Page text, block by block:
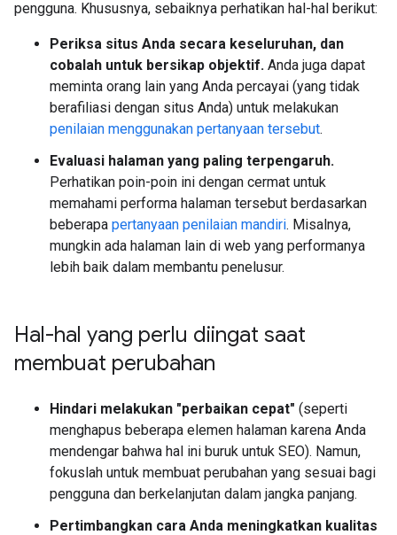
pengguna. Khususnya, sebaiknya perhatikan hal-hal berikut:
Periksa situs Anda secara keseluruhan, dan
cobalah untuk bersikap objektif. Anda juga dapat
meminta orang lain yang Anda percayai (yang tidak
berafiliasi dengan situs Anda) untuk melakukan
penilaian menggunakan pertanyaan tersebut.
Evaluasi halaman yang paling terpengaruh.
Perhatikan poin-poin ini dengan cermat untuk
memahami performa halaman tersebut berdasarkan
beberapa pertanyaan penilaian mandiri. Misalnya,
mungkin ada halaman lain di web yang performanya
lebih baik dalam membantu penelusur.
Hal-hal yang perlu diingat saat
membuat perubahan
Hindari melakukan "perbaikan cepat" (seperti
menghapus beberapa elemen halaman karena Anda
mendengar bahwa hal ini buruk untuk SEO). Namun,
fokuslah untuk membuat perubahan yang sesuai bagi
pengguna dan berkelanjutan dalam jangka panjang.
Pertimbangkan cara Anda meningkatkan kualitas